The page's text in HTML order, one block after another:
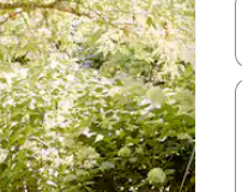
استكشف عن طريق اللمس أو